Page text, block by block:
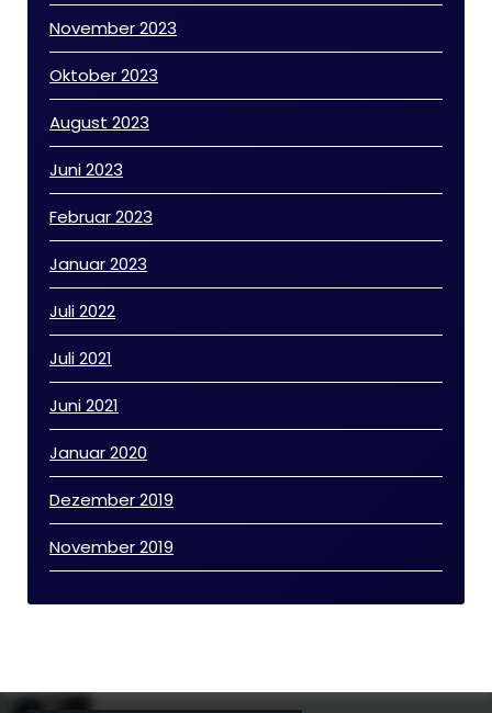
November 2023
Oktober 2023
August 2023
Juni 2023
Februar 2023
Januar 2023
Juli 2022
Juli 2021
Juni 2021
Januar 2020
Dezember 2019
November 2019